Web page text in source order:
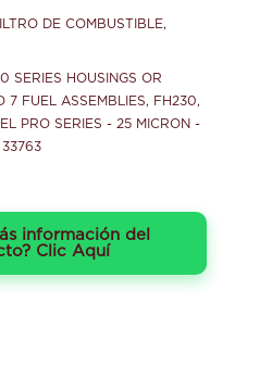
DE COMBUSTIBLE,
SERIES HOUSINGS OR
7 FUEL ASSEMBLIES, FH230,
PRO SERIES - 25 MICRON -
33763
información del
Clic Aquí